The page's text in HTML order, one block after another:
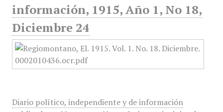
información, 1915, Año 1, No 18,
Diciembre 24
Diario político, independiente y de información